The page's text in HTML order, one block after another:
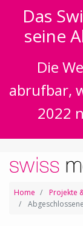
Das
seine
Die
abrufbar,
2022
Home Projekte